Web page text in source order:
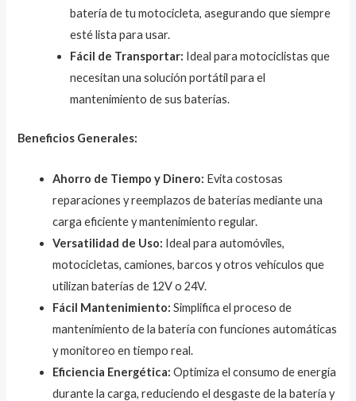
batería de tu motocicleta, asegurando que siempre
esté lista para usar.
Fácil de Transportar: Ideal para motociclistas que
necesitan una solución portátil para el
mantenimiento de sus baterías.
Beneficios Generales:
Ahorro de Tiempo y Dinero: Evita costosas
reparaciones y reemplazos de baterías mediante una
carga eficiente y mantenimiento regular.
Versatilidad de Uso: Ideal para automóviles,
motocicletas, camiones, barcos y otros vehículos que
utilizan baterías de 12V o 24V.
Fácil Mantenimiento: Simplifica el proceso de
mantenimiento de la batería con funciones automáticas
y monitoreo en tiempo real.
Eficiencia Energética: Optimiza el consumo de energía
durante la carga, reduciendo el desgaste de la batería y